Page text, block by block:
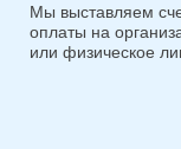
Мы выставляем
оплаты на
или физическое